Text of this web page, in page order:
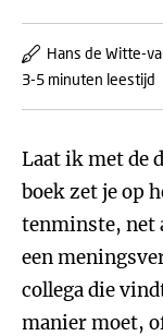
Hans de Witte-
3-5 minuten leestijd
Laat ik met de
boek zet je op
tenminste, net
een
collega die
manier moet,